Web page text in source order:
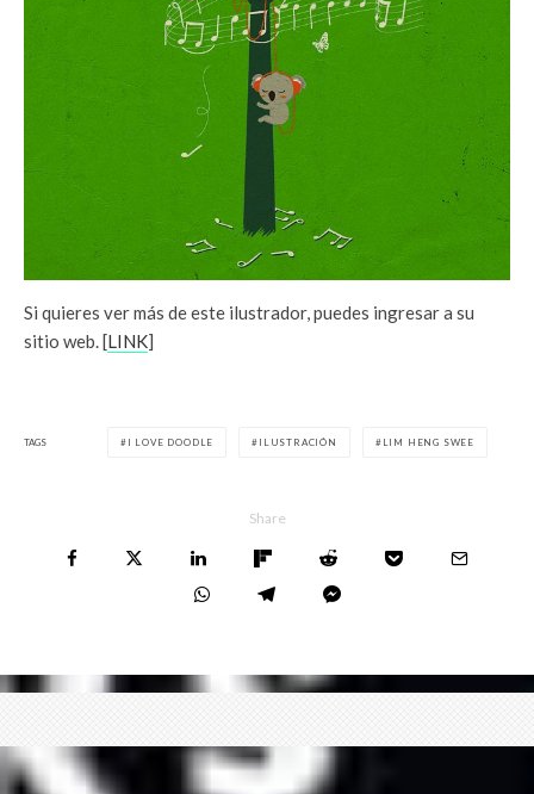
Si quieres ver más de este ilustrador, puedes ingresar a su
sitio web. [LINK]
TAGS I LOVE DOODLE ILUSTRACIÓN LIM HENG SWEE
Share